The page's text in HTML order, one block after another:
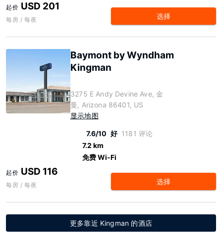
起价 USD 201
每房 / 每夜 选择
Baymont by Wyndham
Kingman
3275 E Andy Devine Ave, 金
曼, Arizona 86401, US
显示地图
7.6/10 好 1181 评论
7.2 km
免费 Wi-Fi
起价 USD 116
每房 / 每夜 选择
更多靠近 Kingman 的酒店